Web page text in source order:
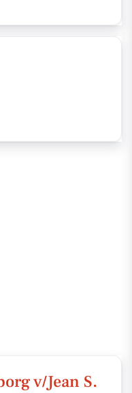
v/Jean S.